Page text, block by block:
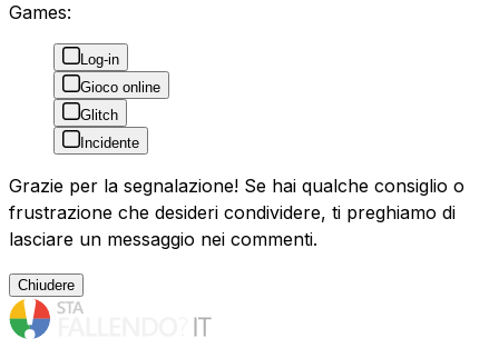
Games:
Log-in
Gioco online
Glitch
Incidente
Grazie per la segnalazione! Se hai qualche consiglio o
frustrazione che desideri condividere, ti preghiamo di
lasciare un messaggio nei commenti.
Chiudere